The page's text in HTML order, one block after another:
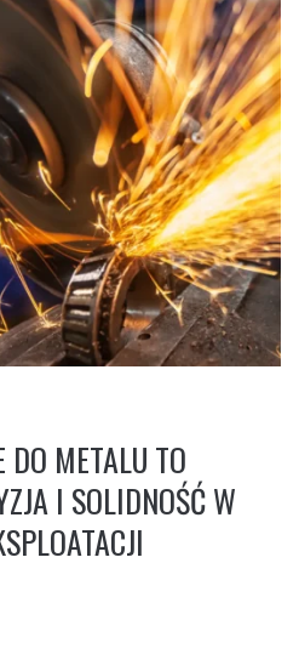
METALU TO
I SOLIDNOŚĆ W